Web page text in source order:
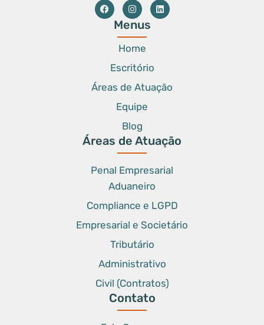
Menus
Home
Escritório
Áreas de Atuação
Equipe
Blog
Áreas de Atuação
Penal Empresarial
Aduaneiro
Compliance e LGPD
Empresarial e Societário
Tributário
Administrativo
Civil (Contratos)
Contato